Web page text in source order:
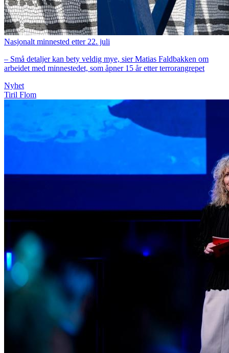
Nasjonalt minnested etter 22. juli
– Små detaljer kan bety veldig mye, sier Matias Faldbakken om
arbeidet med minnestedet, som åpner 15 år etter terrorangrepet
Nyhet
Tiril Flom